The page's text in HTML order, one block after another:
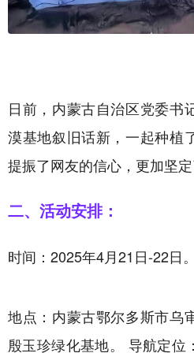
日前，内蒙古自治区党委书
漠基地叙旧话新，一起种植
提振了网友的信心，更加坚
二、活动安排：
时间：2025年4月21日-22日。
地点：内蒙古鄂尔多斯市乌
殷玉珍绿化基地。 导航定位